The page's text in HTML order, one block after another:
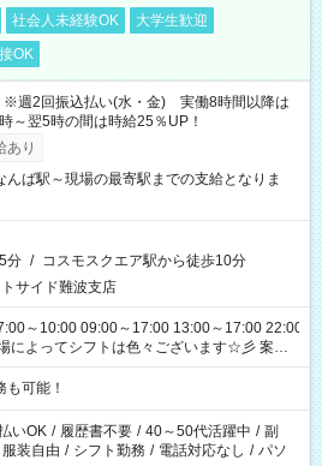
社会人未経験OK
大学生歓迎
OK
週2回振込払い(水・金) 実働8時間以降は
～翌5時の間は時給25％UP！
あり
んば駅～現場の最寄駅までの支給となりま
分 / コスモスクエア駅から徒歩10分
サイド難波支店
わるお仕事も...！
可能！
いOK / 履歴書不要 / 40～50代活躍中 / 副
服装自由 / シフト勤務 / 電話対応なし / パソ